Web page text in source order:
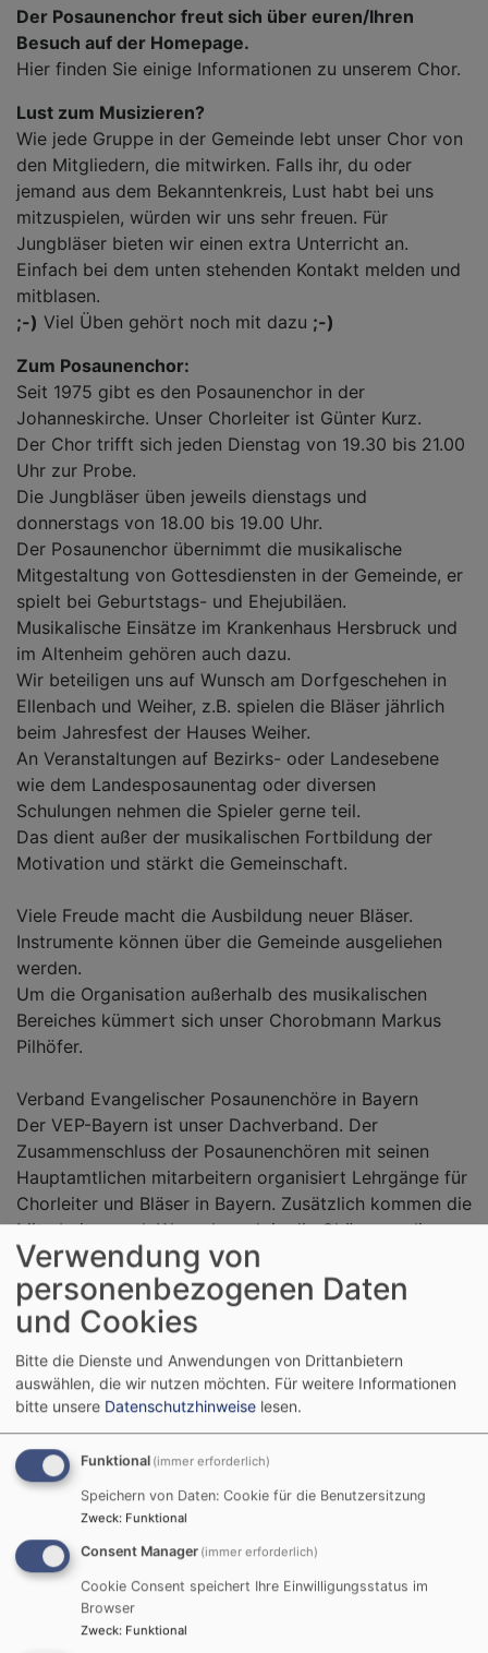
Der Posaunenchor freut sich über euren/Ihren
Besuch auf der Homepage.
Hier finden Sie einige Informationen zu unserem Chor.
Lust zum Musizieren?
Wie jede Gruppe in der Gemeinde lebt unser Chor von
den Mitgliedern, die mitwirken. Falls ihr, du oder
jemand aus dem Bekanntenkreis, Lust habt bei uns
mitzuspielen, würden wir uns sehr freuen. Für
Jungbläser bieten wir einen extra Unterricht an.
Einfach bei dem unten stehenden Kontakt melden und
mitblasen.
;-) Viel Üben gehört noch mit dazu ;-)
Zum Posaunenchor:
Seit 1975 gibt es den Posaunenchor in der
Johanneskirche. Unser Chorleiter ist Günter Kurz.
Der Chor trifft sich jeden Dienstag von 19.30 bis 21.00
Uhr zur Probe.
Die Jungbläser üben jeweils dienstags und
donnerstags von 18.00 bis 19.00 Uhr.
Der Posaunenchor übernimmt die musikalische
Mitgestaltung von Gottesdiensten in der Gemeinde, er
spielt bei Geburtstags- und Ehejubiläen.
Musikalische Einsätze im Krankenhaus Hersbruck und
im Altenheim gehören auch dazu.
Wir beteiligen uns auf Wunsch am Dorfgeschehen in
Ellenbach und Weiher, z.B. spielen die Bläser jährlich
beim Jahresfest der Hauses Weiher.
An Veranstaltungen auf Bezirks- oder Landesebene
wie dem Landesposaunentag oder diversen
Schulungen nehmen die Spieler gerne teil.
Das dient außer der musikalischen Fortbildung der
Motivation und stärkt die Gemeinschaft.
Viele Freude macht die Ausbildung neuer Bläser.
Instrumente können über die Gemeinde ausgeliehen
werden.
Um die Organisation außerhalb des musikalischen
Bereiches kümmert sich unser Chorobmann Markus
Pilhöfer.
Verband Evangelischer Posaunenchöre in Bayern
Der VEP-Bayern ist unser Dachverband. Der
Zusammenschluss der Posaunenchören mit seinen
Hauptamtlichen mitarbeitern organisiert Lehrgänge für
Chorleiter und Bläser in Bayern. Zusätzlich kommen die
Mitarbeiter nach Wunsch auch in die Chöre um die
Posaunenchorarbeit direkt vor Ort zu unterstützen.
Außerdem bringt der VEP regelmäßig seine Bläserhefte
heraus um die Chöre mit unterschiedlichster Musik zu
versorgen.
Anbei der Link zum VEP-Bayern:https://www.vep-
bayern.de/
Kontakt:
Chorleitung:
Günter Kurz,Tel.0178 / 3139379,
guenter.kurz1962@gmail.com
Obmann:
Markus Pilhöfer,Tel. 09151 / 816064,Mail:
markus.pilhoefer@outlook.de
Verwendung von
personenbezogenen Daten
und Cookies
Bitte die Dienste und Anwendungen von Drittanbietern
auswählen, die wir nutzen möchten. Für weitere Informationen
bitte unsere Datenschutzhinweise lesen.
Funktional (immer erforderlich)
Speichern von Daten: Cookie für die Benutzersitzung
Zweck: Funktional
Consent Manager (immer erforderlich)
Cookie Consent speichert Ihre Einwilligungsstatus im
Browser
Zweck: Funktional